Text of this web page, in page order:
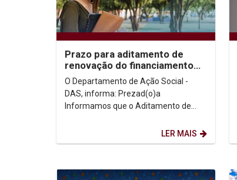
Prazo para aditamento de
renovação do financiamento
FIES 1º/2026 encerra-se dia
31/05
O Departamento de Ação Social -
DAS, informa: Prezad(o)a
Informamos que o Aditamento de
semestre 2026.1, encontra-se
liberado...
LER MAIS